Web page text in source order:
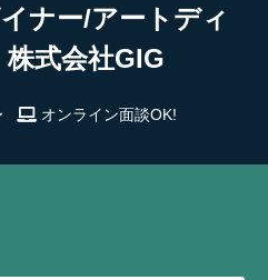
ナー/アートディ
式会社GIG
オンライン面談OK!